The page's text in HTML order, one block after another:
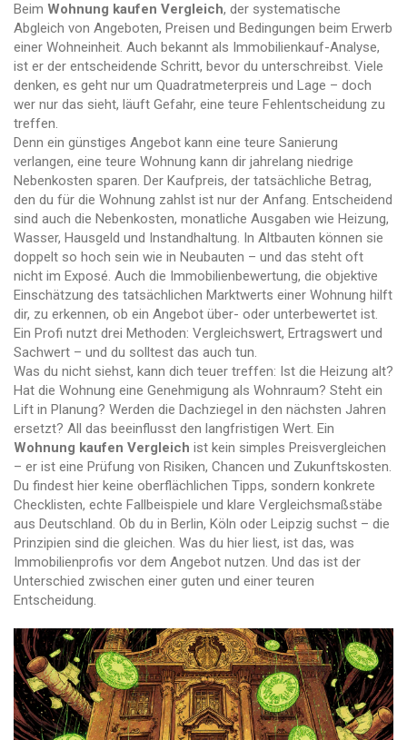
Beim Wohnung kaufen Vergleich, der systematische
Abgleich von Angeboten, Preisen und Bedingungen beim Erwerb
einer Wohneinheit. Auch bekannt als Immobilienkauf-Analyse,
ist er der entscheidende Schritt, bevor du unterschreibst. Viele
denken, es geht nur um Quadratmeterpreis und Lage – doch
wer nur das sieht, läuft Gefahr, eine teure Fehlentscheidung zu
treffen.
Denn ein günstiges Angebot kann eine teure Sanierung
verlangen, eine teure Wohnung kann dir jahrelang niedrige
Nebenkosten sparen. Der Kaufpreis, der tatsächliche Betrag,
den du für die Wohnung zahlst ist nur der Anfang. Entscheidend
sind auch die Nebenkosten, monatliche Ausgaben wie Heizung,
Wasser, Hausgeld und Instandhaltung. In Altbauten können sie
doppelt so hoch sein wie in Neubauten – und das steht oft
nicht im Exposé. Auch die Immobilienbewertung, die objektive
Einschätzung des tatsächlichen Marktwerts einer Wohnung hilft
dir, zu erkennen, ob ein Angebot über- oder unterbewertet ist.
Ein Profi nutzt drei Methoden: Vergleichswert, Ertragswert und
Sachwert – und du solltest das auch tun.
Was du nicht siehst, kann dich teuer treffen: Ist die Heizung alt?
Hat die Wohnung eine Genehmigung als Wohnraum? Steht ein
Lift in Planung? Werden die Dachziegel in den nächsten Jahren
ersetzt? All das beeinflusst den langfristigen Wert. Ein
Wohnung kaufen Vergleich ist kein simples Preisvergleichen
– er ist eine Prüfung von Risiken, Chancen und Zukunftskosten.
Du findest hier keine oberflächlichen Tipps, sondern konkrete
Checklisten, echte Fallbeispiele und klare Vergleichsmaßstäbe
aus Deutschland. Ob du in Berlin, Köln oder Leipzig suchst – die
Prinzipien sind die gleichen. Was du hier liest, ist das, was
Immobilienprofis vor dem Angebot nutzen. Und das ist der
Unterschied zwischen einer guten und einer teuren
Entscheidung.